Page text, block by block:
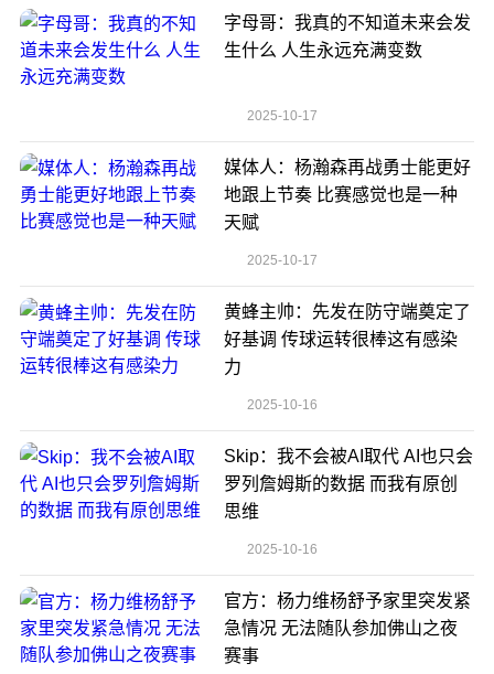
字母哥：我真的不知道未来会发
生什么 人生永远充满变数
2025-10-17
媒体人：杨瀚森再战勇士能更好
地跟上节奏 比赛感觉也是一种
天赋
2025-10-17
黄蜂主帅：先发在防守端奠定了
好基调 传球运转很棒这有感染
力
2025-10-16
Skip：我不会被AI取代 AI也只会
罗列詹姆斯的数据 而我有原创
思维
2025-10-16
官方：杨力维杨舒予家里突发紧
急情况 无法随队参加佛山之夜
赛事